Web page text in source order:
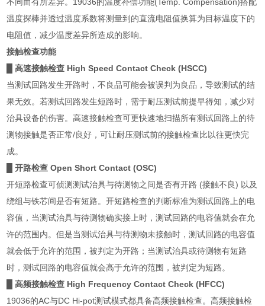
温度探棒并透过温度系数将测量到的直流电阻值换算为目标温度下的
电阻值，减少温度差异所造成的影响。
接触检查功能
█ 高速接触检查 High Speed Contact Check (HSCC)
当测试回路发生开路时，不良品可能会被误判为良品，导致测试的结
果无效。若测试回路发生短路时，需于耐压测试前提早得知，减少对
治具设备的伤害。高速接触检查可更快速地扫描所有测试回路上的待
测物接触是否正常/良好，可让耐压测试前的接触检查比以往更快完
成。
█ 开路检查 Open Short Contact (OSC)
开短路检查可侦测测试治具与待测物之间是否有开路 (接触不良) 以及
绕组与铁芯间是否有短路。开短路检查的判断标准为测试回路上的电
容值，当测试治具与待测物确实接上时，测试回路的电容值就会在允
许的范围内。但是当测试治具与待测物未接触时，测试回路的电容值
就会低于允许的范围，被判定为开路；当测试治具或待测物有短路
时，测试回路的电容值就会高于允许的范围，被判定为短路。
█ 高频接触检查 High Frequency Contact Check (HFCC)
19036的AC与DC Hi-pot测试模式都具备高频接触检查。高频接触检